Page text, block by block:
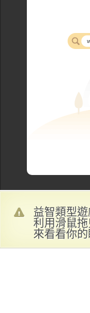
益智類型
利用滑鼠
來看看你